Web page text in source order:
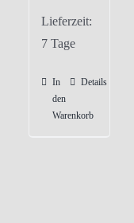
Lieferzeit:
7 Tage
In
den
Warenkorb
Details